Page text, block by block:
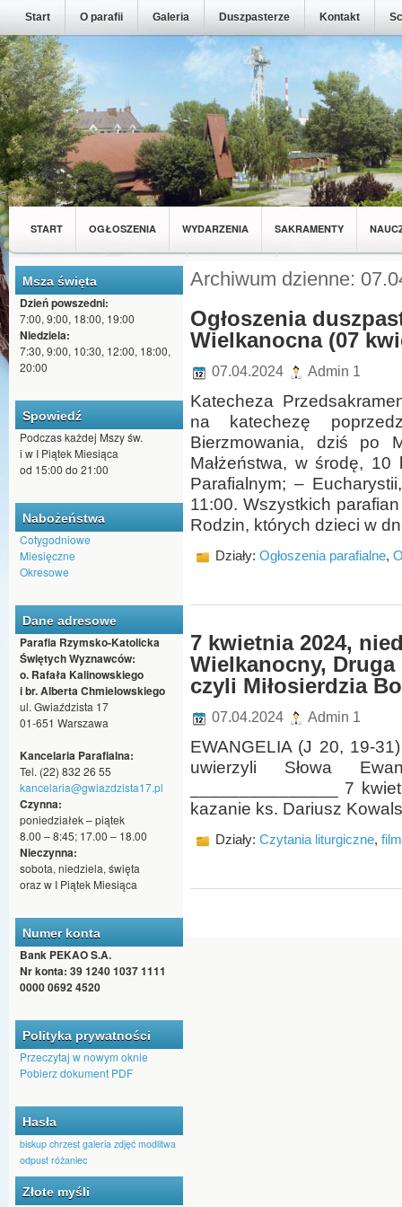
Start O parafii Galeria Duszpasterze Kontakt
START OGŁOSZENIA WYDARZENIA SAKRAMENTY
MŁODZIEŻ Z NASZEJ PARAFII WSPÓLNOTY
Msza święta
Dzień powszedni:
7:00, 9:00, 18:00, 19:00
Niedziela:
7:30, 9:00, 10:30, 12:00, 18:00,
20:00
Spowiedź
Podczas każdej Mszy św.
i w I Piątek Miesiąca
od 15:00 do 21:00
Nabożeństwa
Cotygodniowe
Miesięczne
Okresowe
Dane adresowe
Parafia Rzymsko-Katolicka
Świętych Wyznawców:
o. Rafała Kalinowskiego
i br. Alberta Chmielowskiego
ul. Gwiaździsta 17
01-651 Warszawa
Kancelaria Parafialna:
Tel. (22) 832 26 55
kancelaria@gwiazdzista17.pl
Czynna:
poniedziałek – piątek
8.00 – 8:45; 17.00 – 18.00
Nieczynna:
sobota, niedziela, święta
oraz w I Piątek Miesiąca
Numer konta
Bank PEKAO S.A.
Nr konta: 39 1240 1037 1111
0000 0692 4520
Polityka prywatności
Przeczytaj w nowym oknie
Pobierz dokument PDF
Hasła
biskup chrzest galeria zdjęć modlitwa
odpust różaniec
Złote myśli
Archiwum dzienne:
Ogłoszenia
Wielkanocna (07
07.04.2024 Admin 1
Katecheza
na katechezę
Bierzmowania, dziś po
Małżeństwa, w środę,
Parafialnym; –
11:00. Wszystkich
Rodzin, których dzieci w
Działy: Ogłoszenia parafialne,
7 kwietnia 2024,
Wielkanocny,
czyli Miłosierdzia
07.04.2024 Admin 1
EWANGELIA (J 20, 19-
uwierzyli Słowa
_______________ 7
kazanie ks. Dariusz
Działy: Czytania liturgiczne,